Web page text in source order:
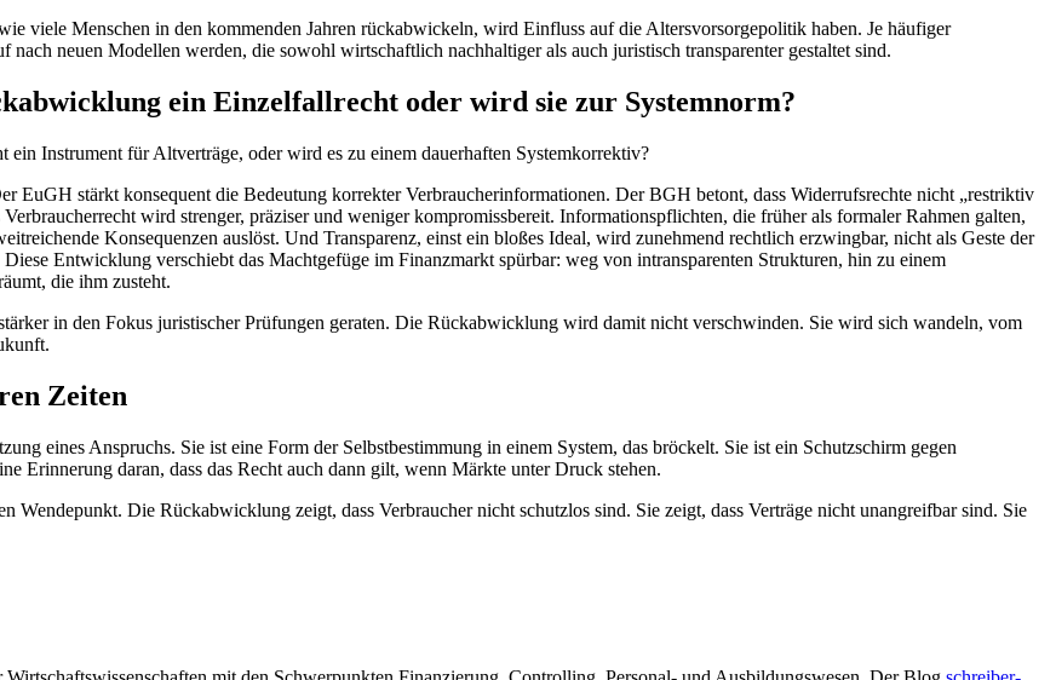
viele Menschen in den kommenden Jahren rückabwickeln, wird Einfluss auf die Altersvorsorgepolitik haben. Je häufiger
neuen Modellen werden, die sowohl wirtschaftlich nachhaltiger als auch juristisch transparenter gestaltet sind.
ein Einzelfallrecht oder wird sie zur Systemnorm?
Instrument für Altverträge, oder wird es zu einem dauerhaften Systemkorrektiv?
EuGH stärkt konsequent die Bedeutung korrekter Verbraucherinformationen. Der BGH betont, dass Widerrufsrechte nicht „restriktiv
wird strenger, präziser und weniger kompromissbereit. Informationspflichten, die früher als formaler Rahmen galten,
Konsequenzen auslöst. Und Transparenz, einst ein bloßes Ideal, wird zunehmend rechtlich erzwingbar, nicht als Geste der
Entwicklung verschiebt das Machtgefüge im Finanzmarkt spürbar: weg von intransparenten Strukturen, hin zu einem
die ihm zusteht.
in den Fokus juristischer Prüfungen geraten. Die Rückabwicklung wird damit nicht verschwinden. Sie wird sich wandeln, vom
Zeiten
eines Anspruchs. Sie ist eine Form der Selbstbestimmung in einem System, das bröckelt. Sie ist ein Schutzschirm gegen
Erinnerung daran, dass das Recht auch dann gilt, wenn Märkte unter Druck stehen.
Wendepunkt. Die Rückabwicklung zeigt, dass Verbraucher nicht schutzlos sind. Sie zeigt, dass Verträge nicht unangreifbar sind. Sie